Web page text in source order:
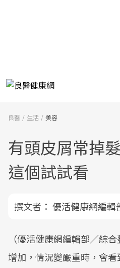
良醫 生活 美容
有頭皮屑常掉
這個試試看
撰文者： 優活健康網編輯
（優活健康網編輯部／綜
增加，情況變嚴重時，會